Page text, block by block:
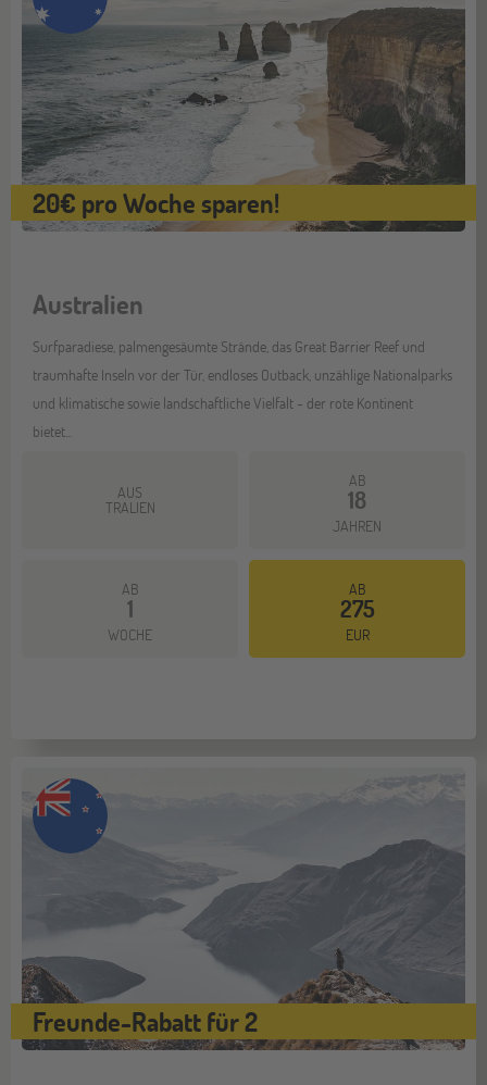
20€ pro Woche sparen!
Australien
Surfparadiese, palmengesäumte Strände, das Great Barrier Reef und
traumhafte Inseln vor der Tür, endloses Outback, unzählige Nationalparks
und klimatische sowie landschaftliche Vielfalt - der rote Kontinent
bietet...
AUS
TRALIEN
AB
18
JAHREN
AB
1
WOCHE
AB
275
EUR
Freunde-Rabatt für 2